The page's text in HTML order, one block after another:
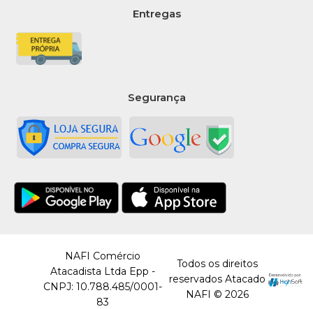
Entregas
Segurança
NAFI Comércio
Atacadista Ltda Epp -
CNPJ: 10.788.485/0001-
83
Todos os direitos
reservados Atacado
NAFI © 2026